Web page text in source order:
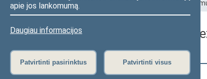
apie jos lankomumą.
Daugiau informacijos
Patvirtinti pasirinktus Patvirtinti visus
Pradžia Seimo narių
Seimo narių balsavimų
Pasirinkite kadenciją:
2008–2012 metų kadencija